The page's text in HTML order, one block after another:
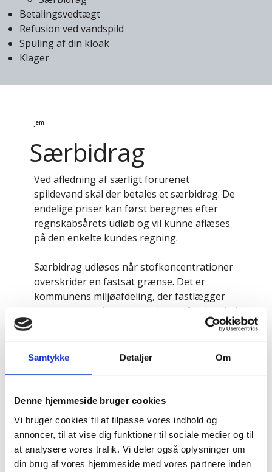
Samtykke Detaljer Om
Denne hjemmeside bruger cookies
Vi bruger cookies til at tilpasse vores indhold og
annoncer, til at vise dig funktioner til sociale medier og til
at analysere vores trafik. Vi deler også oplysninger om
din brug af vores hjemmeside med vores partnere inden
Betalingsvedtægt
Refusion ved vandspild
Spuling af din kloak
Klager
Brødkrumme
Hjem
Særbidrag
Ved afledning af særligt forurenet
spildevand skal der betales et særbidrag. De
endelige priser kan først beregnes efter
regnskabsårets udløb og vil kunne aflæses
på den enkelte kundes regning.
Særbidrag udløses når stofkoncentrationer
overskrider en fastsat grænse. Det er
kommunens miljøafdeling, der fastlægger
grænserne og bestemmer hvor ofte der skal
måles. En virksomhed skal selv dokumentere
stofkoncentrationerne ved målinger
foretaget af en uvildig instans.
spildevand trådte i kraft den 1. januar 2015.
Se priserne her.